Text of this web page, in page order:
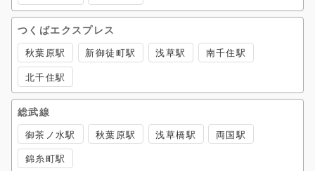
つくばエクスプレス
秋葉原駅 新御徒町駅 浅草駅 南千住駅
北千住駅
総武線
御茶ノ水駅 秋葉原駅 浅草橋駅 両国駅
錦糸町駅